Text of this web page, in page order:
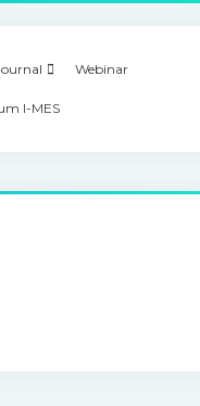
Webinar
I-MES